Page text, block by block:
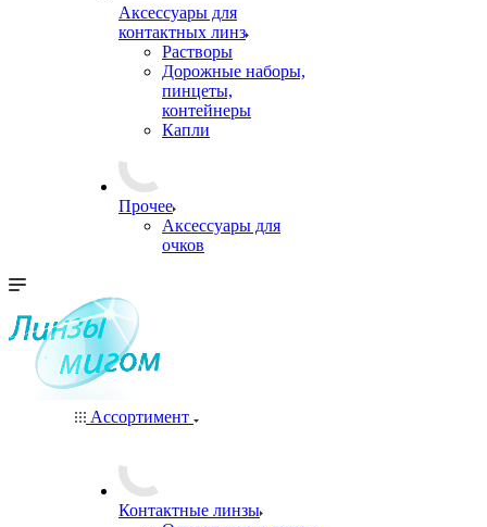
Аксессуары для
контактных линз
Растворы
Дорожные наборы,
пинцеты,
контейнеры
Капли
Прочее
Аксессуары для
очков
Ассортимент
Контактные линзы